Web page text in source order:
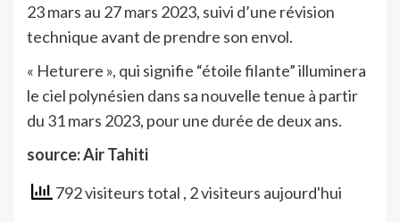
23 mars au 27 mars 2023, suivi d’une révision
technique avant de prendre son envol.
« Heturere », qui signifie “étoile filante” illuminera
le ciel polynésien dans sa nouvelle tenue à partir
du 31 mars 2023, pour une durée de deux ans.
source: Air Tahiti
792 visiteurs total , 2 visiteurs aujourd'hui